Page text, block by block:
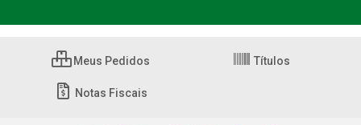
Meus Pedidos Títulos
Notas Fiscais